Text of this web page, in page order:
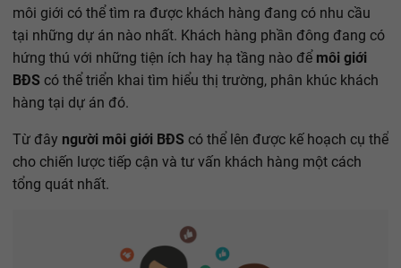
môi giới có thể tìm ra được khách hàng đang có nhu cầu
tại những dự án nào nhất. Khách hàng phần đông đang có
hứng thú với những tiện ích hay hạ tầng nào để môi giới
BĐS có thể triển khai tìm hiểu thị trường, phân khúc khách
hàng tại dự án đó.
Từ đây người môi giới BĐS có thể lên được kế hoạch cụ thể
cho chiến lược tiếp cận và tư vấn khách hàng một cách
tổng quát nhất.